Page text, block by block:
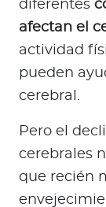
diferentes
afectan el
actividad
pueden
cerebral.
Pero el
cerebrales
que recién